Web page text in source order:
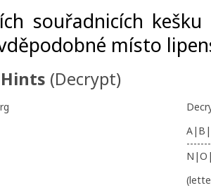
souřadnicích kešku
místo
(Decrypt)